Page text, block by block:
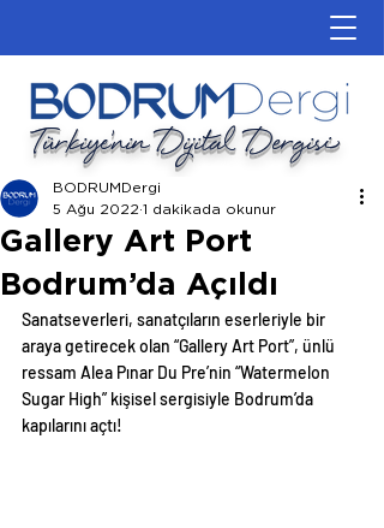
Türkiye'nin Dijital Dergisi
Gallery Art Port
Bodrum’da Açıldı
BODRUMDergi
5 Ağu 2022 1 dakikada okunur
Sanatseverleri, sanatçıların eserleriyle bir
araya getirecek olan “Gallery Art Port”, ünlü
ressam Alea Pınar Du Pre’nin “Watermelon
Sugar High” kişisel sergisiyle Bodrum’da
kapılarını açtı!